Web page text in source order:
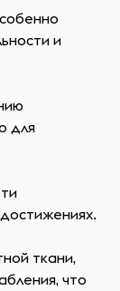
и
для
ткани,
что